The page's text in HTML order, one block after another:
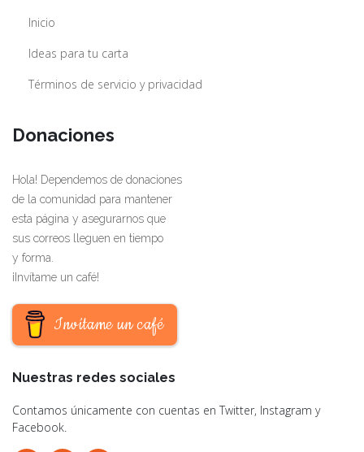
Inicio
Ideas para tu carta
Términos de servicio y privacidad
Donaciones
Hola! Dependemos de donaciones
de la comunidad para mantener
esta página y asegurarnos que
sus correos lleguen en tiempo
y forma.
¡Invítame un café!
Invítame un café
Nuestras redes sociales
Contamos únicamente con cuentas en Twitter, Instagram y
Facebook.